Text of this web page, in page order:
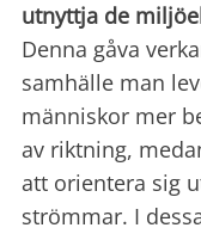
utnyttja de
Denna gåva
samhälle man
människor mer
av riktning,
att orientera sig
strömmar. I